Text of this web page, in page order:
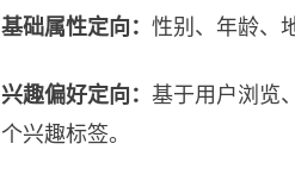
基础属性定向：性别、年龄、
兴趣偏好定向：基于用户浏览
个兴趣标签。